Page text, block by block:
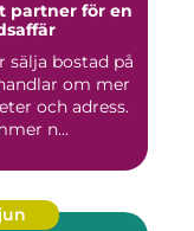
partner för en
sälja bostad på
om mer
och adress.
n...